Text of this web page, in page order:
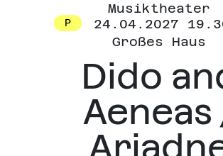
P 24.04.2027
Musiktheater
Großes Haus
Dido
Aeneas